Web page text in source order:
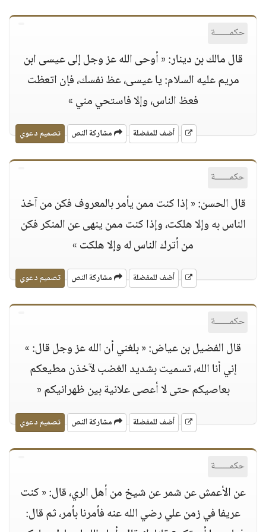
حكمــــــة
قال مالك بن دينار: « أوحى الله عز وجل إلى عيسى ابن
مريم عليه السلام: يا عيسى، عظ نفسك، فإن اتعظت
فعظ الناس، وإلا فاستحي مني »
أضف للمفضلة مشاركة النص تصميم دعوي
حكمــــــة
قال الحسن: « إذا كنت ممن يأمر بالمعروف فكن من آخذ
الناس به وإلا هلكت، وإذا كنت ممن ينهى عن المنكر فكن
من أترك الناس له وإلا هلكت »
أضف للمفضلة مشاركة النص تصميم دعوي
حكمــــــة
قال الفضيل بن عياض: « بلغني أن الله عز وجل قال: »
إني أنا الله، تسميت بشديد الغضب لآخذن مطيعكم
بعاصيكم حتى لا أعصى علانية بين ظهرانيكم «
أضف للمفضلة مشاركة النص تصميم دعوي
حكمــــــة
عن الأعمش عن شمر عن شيخ من أهل الري، قال: « كنت
عريفا في زمن علي رضي الله عنه فأمرنا بأمر، ثم قال: